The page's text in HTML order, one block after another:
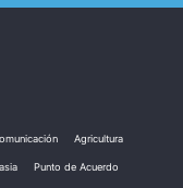
Agricultura
Punto de Acuerdo